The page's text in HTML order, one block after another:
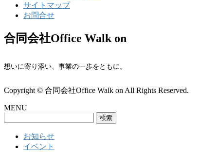
サイトマップ
お問合せ
合同会社Office Walk on
想いに寄り添い、事業の一歩をともに。
Copyright © 合同会社Office Walk on All Rights Reserved.
MENU
お知らせ
イベント